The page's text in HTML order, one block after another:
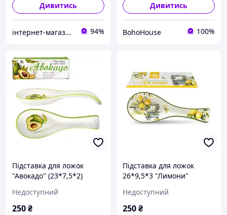
Дивитись
інтернет-магазин "Світ посуду" 94%
Дивитись
BohoHouse 100%
Підставка для ложок
"Авокадо" (23*7,5*2)
Недоступний
250₴
Підставка для ложок
26*9,5*3 "Лимони"
Недоступний
250₴